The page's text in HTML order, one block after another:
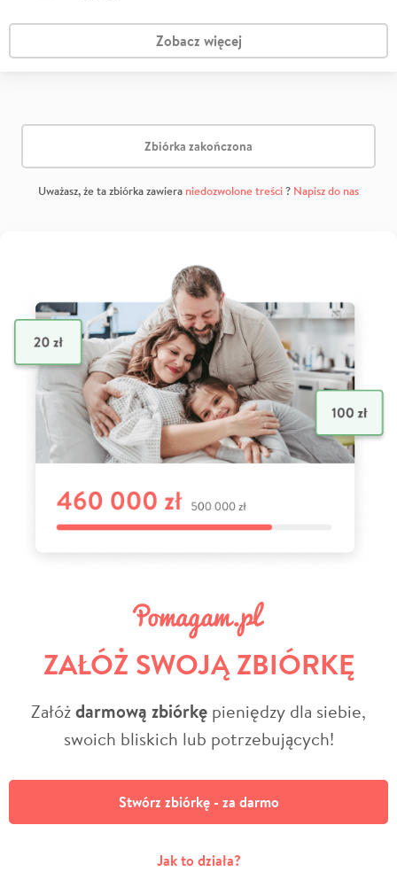
Zobacz więcej
Zbiórka zakończona
Uważasz, że ta zbiórka zawiera niedozwolone treści? Napisz do nas
ZAŁÓŻ SWOJĄ ZBIÓRKĘ
Załóżdarmową zbiórkę pieniędzy dla siebie,
swoich bliskich lub potrzebujących!
Stwórz zbiórkę - za darmo
Jak to działa?